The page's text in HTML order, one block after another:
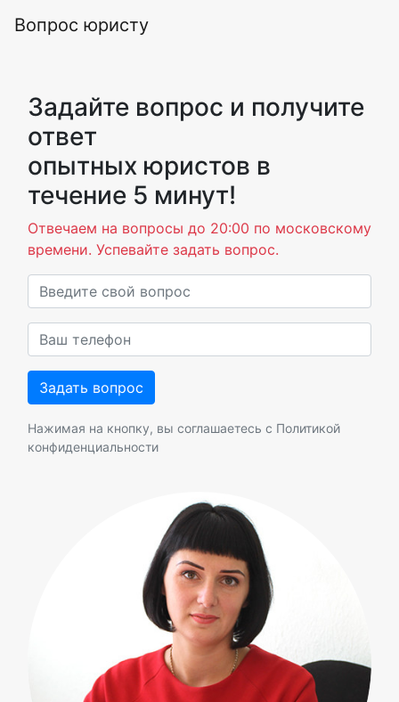
Вопрос юристу
Задайте вопрос и получите
ответ
опытных юристов в
течение 5 минут!
Отвечаем на вопросы до 20:00 по московскому
времени. Успевайте задать вопрос.
Нажимая на кнопку, вы соглашаетесь с Политикой
конфиденциальности